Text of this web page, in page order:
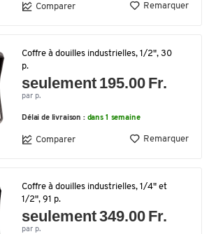
Comparer Remarquer
Coffre à douilles industrielles, 1/2", 30
p.
seulement 195.00 Fr.
par p.
Délai de livraison : dans 1 semaine
Comparer Remarquer
Coffre à douilles industrielles, 1/4" et
1/2", 91 p.
seulement 349.00 Fr.
par p.